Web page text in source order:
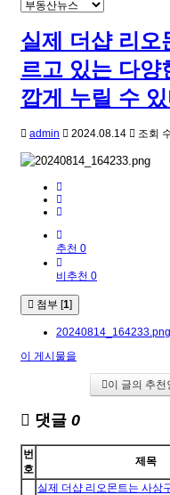
실제 더샵 리오
르고 있는 다양
깝게 누릴 수
admin 2024.08.14 조회
추천 0
비추천 0
첨부 [1]
20240814_164233.png
이 게시물을
이 글의 추천
댓글 0
번
호
제목
실제 더샵 리오몬트는 사상